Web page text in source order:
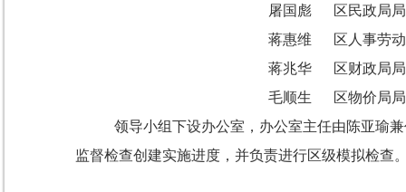
屠国彪 区民政局
蒋惠维 区人事劳动
蒋兆华 区财政局
毛顺生 区物价局
领导小组下设办公室，办公室主任由陈亚瑜
监督检查创建实施进度，并负责进行区级模拟检查